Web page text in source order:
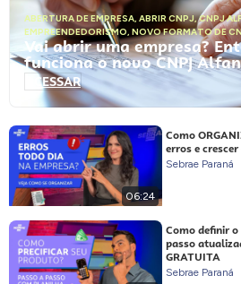
ABERTURA DE EMPRESA, ABRIR CNPJ,CNPJ
EMPREENDEDORISMO, NOVO FORMATO DE
Vai abrir uma empresa?
funciona o novo CNPJ
ACESSAR
06:24
Como
erros e
Sebrae Paraná
Como definir o
passo
GRATUITA
Sebrae Paraná